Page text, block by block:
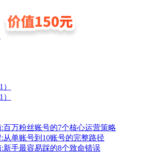
百万粉丝账号的7个核心运营策略
从单账号到10账号的完整路径
新手最容易踩的8个致命错误